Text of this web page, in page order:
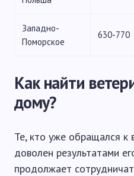
Западно-
Поморское
630-770
Как найти
дому?
Те, кто уже обращался к
доволен результатами
продолжает